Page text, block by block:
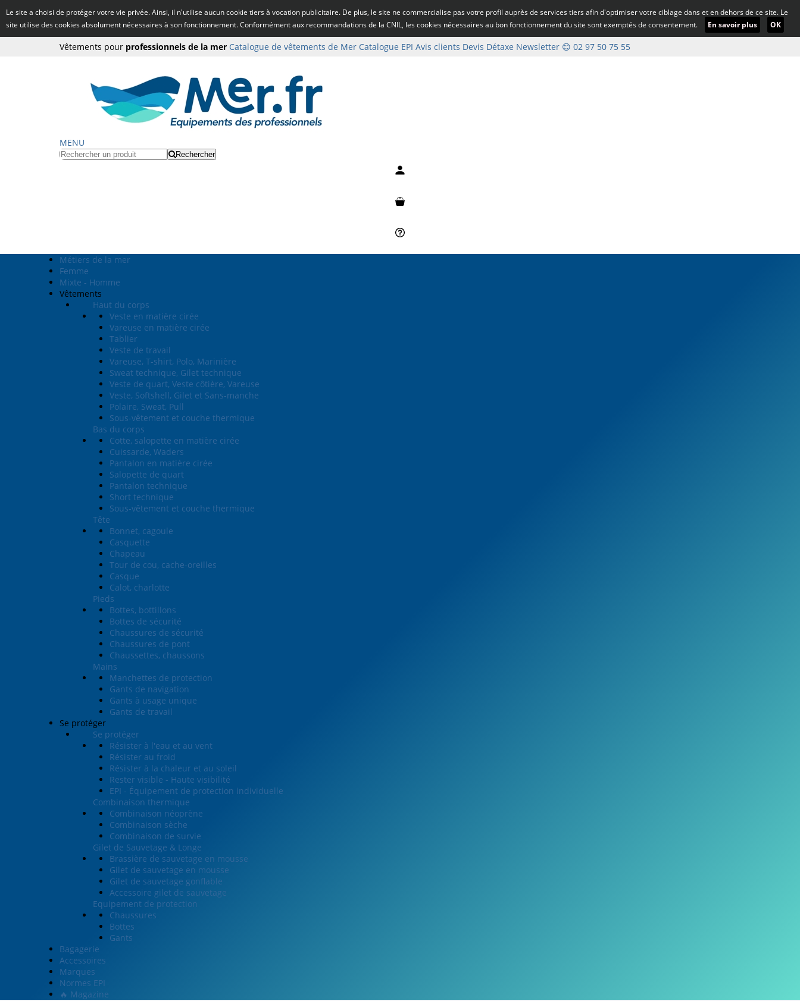
Le site a choisi de protéger votre vie privée. Ainsi, il n'utilise aucun cookie tiers à vocation publicitaire. De plus, le site ne commercialise pas votre profil auprès de services tiers afin d'optimiser votre ciblage dans et en dehors de ce site. Le
site utilise des cookies absolument nécessaires à son fonctionnement. Conformément aux recommandations de la CNIL, les cookies nécessaires au bon fonctionnement du site sont exemptés de consentement.
En savoir plus OK
Vêtements pour professionnels de la mer Catalogue de vêtements de Mer Catalogue EPI Avis clients Devis Détaxe Newsletter 😊 02 97 50 75 55
MENU
Rechercher
Métiers de la mer
Femme
Mixte - Homme
Vêtements
Haut du corps
Veste en matière cirée
Vareuse en matière cirée
Tablier
Veste de travail
Vareuse, T-shirt, Polo, Marinière
Sweat technique, Gilet technique
Veste de quart, Veste côtière, Vareuse
Veste, Softshell, Gilet et Sans-manche
Polaire, Sweat, Pull
Sous-vêtement et couche thermique
Bas du corps
Cotte, salopette en matière cirée
Cuissarde, Waders
Pantalon en matière cirée
Salopette de quart
Pantalon technique
Short technique
Sous-vêtement et couche thermique
Tête
Bonnet, cagoule
Casquette
Chapeau
Tour de cou, cache-oreilles
Casque
Calot, charlotte
Pieds
Bottes, bottillons
Bottes de sécurité
Chaussures de sécurité
Chaussures de pont
Chaussettes, chaussons
Mains
Manchettes de protection
Gants de navigation
Gants à usage unique
Gants de travail
Se protéger
Se protéger
Résister à l'eau et au vent
Résister au froid
Résister à la chaleur et au soleil
Rester visible - Haute visibilité
EPI - Équipement de protection individuelle
Combinaison thermique
Combinaison néoprène
Combinaison sèche
Combinaison de survie
Gilet de Sauvetage & Longe
Brassière de sauvetage en mousse
Gilet de sauvetage en mousse
Gilet de sauvetage gonflable
Accessoire gilet de sauvetage
Equipement de protection
Chaussures
Bottes
Gants
Bagagerie
Accessoires
Marques
Normes EPI
🔥 Magazine